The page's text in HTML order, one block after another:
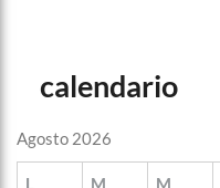
calendario
Agosto 2026
L M M